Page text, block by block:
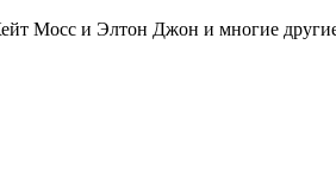
Мосс и Элтон Джон и многие